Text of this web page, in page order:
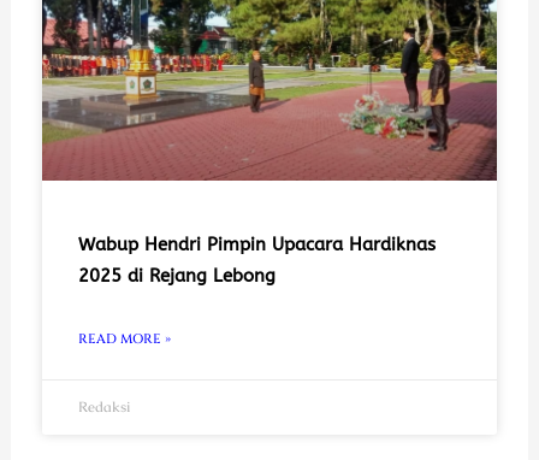
Wabup Hendri Pimpin Upacara Hardiknas
2025 di Rejang Lebong
READ MORE »
Redaksi